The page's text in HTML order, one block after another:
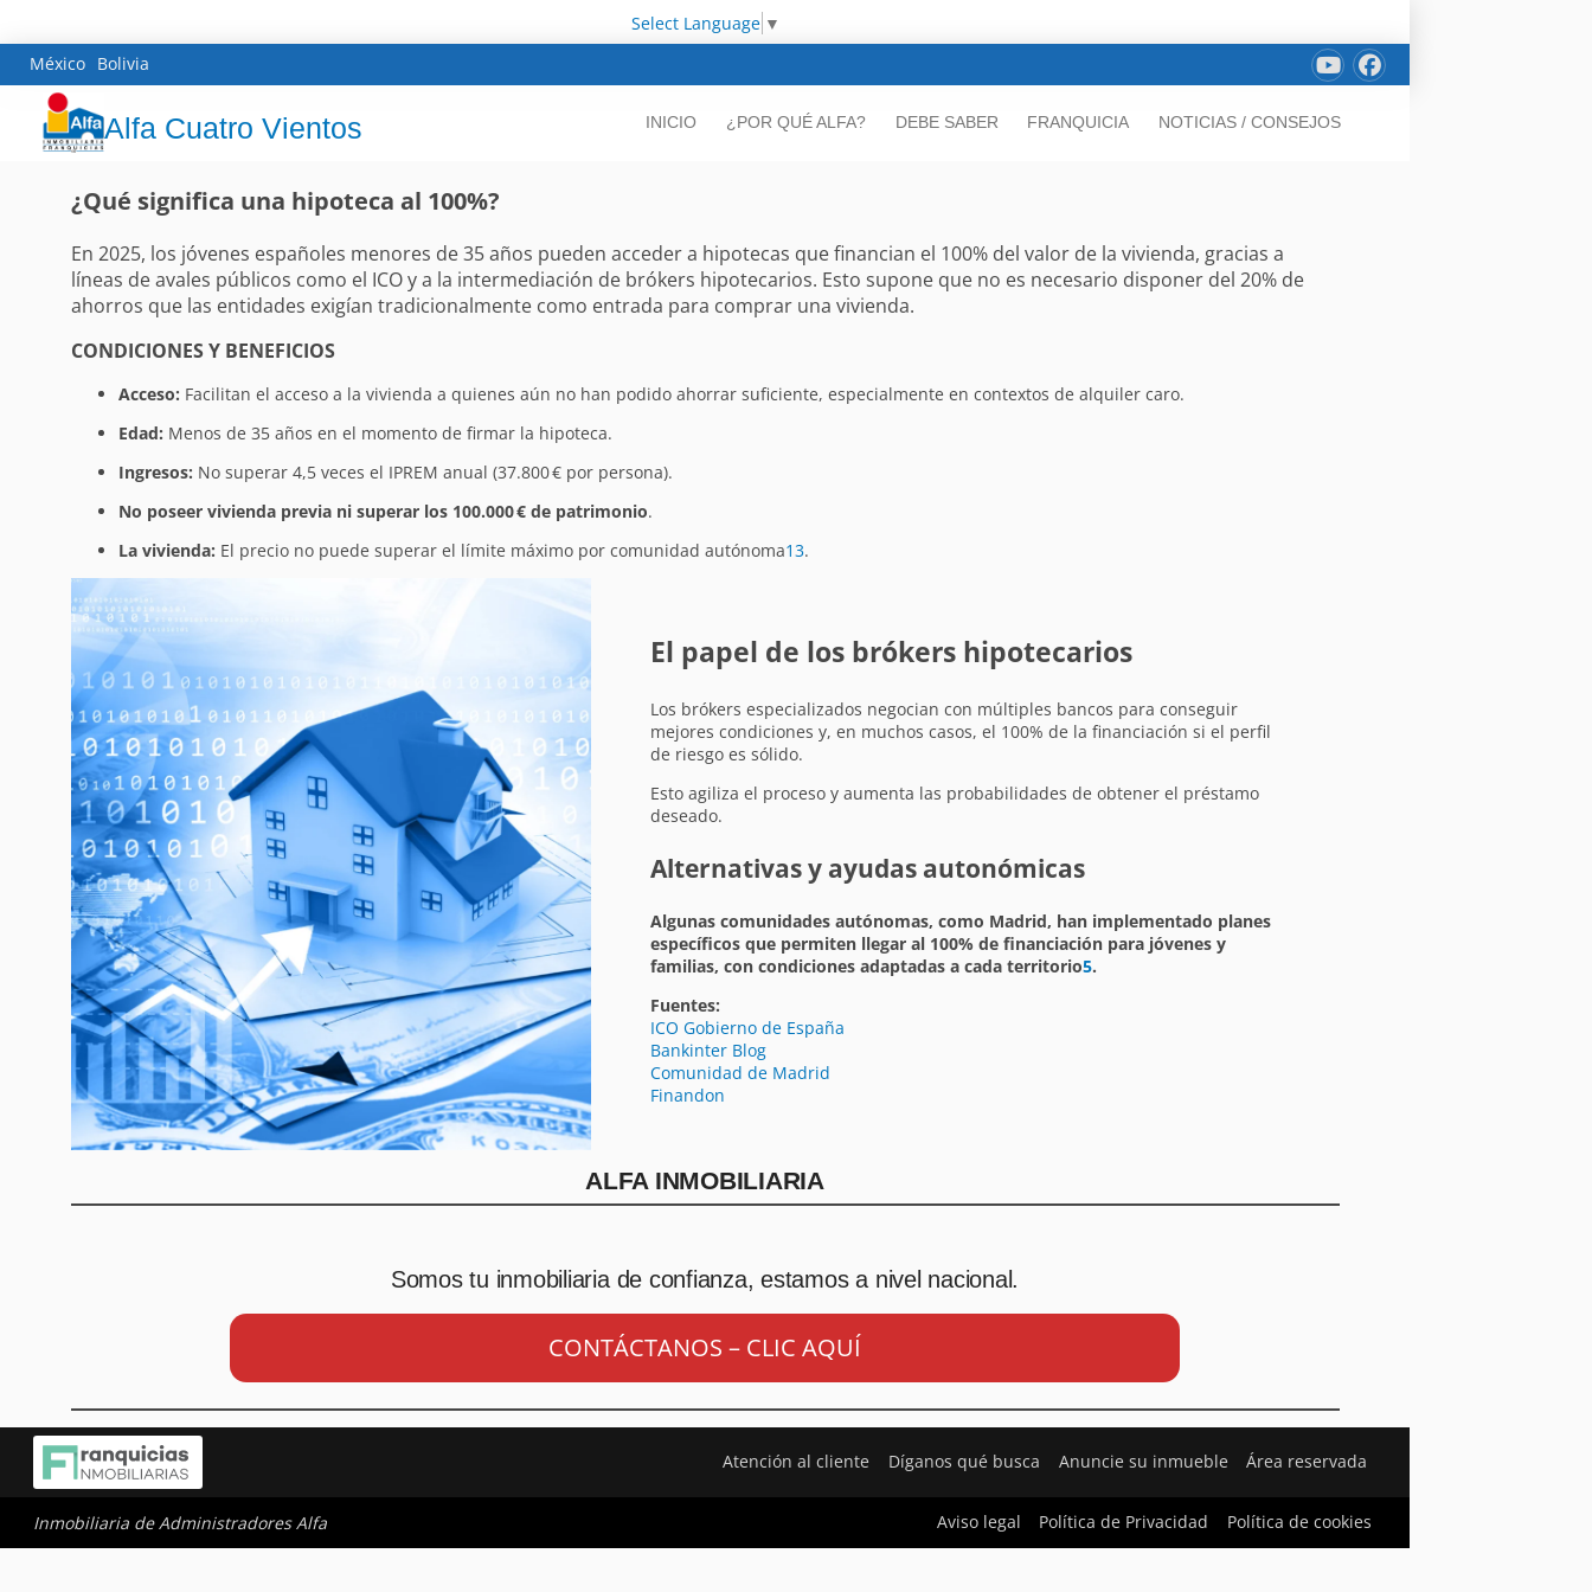
Select Language ▼
México Bolivia
Alfa Cuatro Vientos INICIO ¿POR QUÉ ALFA? DEBE SABER FRANQUICIA NOTICIAS / CONSEJOS
¿Qué significa una hipoteca al 100%?
En 2025, los jóvenes españoles menores de 35 años pueden acceder a hipotecas que financian el 100% del valor de la vivienda, gracias a
líneas de avales públicos como el ICO y a la intermediación de brókers hipotecarios. Esto supone que no es necesario disponer del 20% de
ahorros que las entidades exigían tradicionalmente como entrada para comprar una vivienda.
CONDICIONES Y BENEFICIOS
Acceso: Facilitan el acceso a la vivienda a quienes aún no han podido ahorrar suficiente, especialmente en contextos de alquiler caro.
Edad: Menos de 35 años en el momento de firmar la hipoteca.
Ingresos: No superar 4,5 veces el IPREM anual (37.800 € por persona).
No poseer vivienda previa ni superar los 100.000 € de patrimonio.
La vivienda: El precio no puede superar el límite máximo por comunidad autónoma13.
El papel de los brókers hipotecarios
Los brókers especializados negocian con múltiples bancos para conseguir
mejores condiciones y, en muchos casos, el 100% de la financiación si el perfil
de riesgo es sólido.
Esto agiliza el proceso y aumenta las probabilidades de obtener el préstamo
deseado.
Alternativas y ayudas autonómicas
Algunas comunidades autónomas, como Madrid, han implementado planes
específicos que permiten llegar al 100% de financiación para jóvenes y
familias, con condiciones adaptadas a cada territorio5.
Fuentes:
ICO Gobierno de España
Bankinter Blog
Comunidad de Madrid
Finandon
ALFA INMOBILIARIA
Somos tu inmobiliaria de confianza, estamos a nivel nacional.
CONTÁCTANOS – CLIC AQUÍ
Atención al cliente Díganos qué busca Anuncie su inmueble Área reservada
Inmobiliaria de Administradores Alfa Aviso legal Política de Privacidad Política de cookies